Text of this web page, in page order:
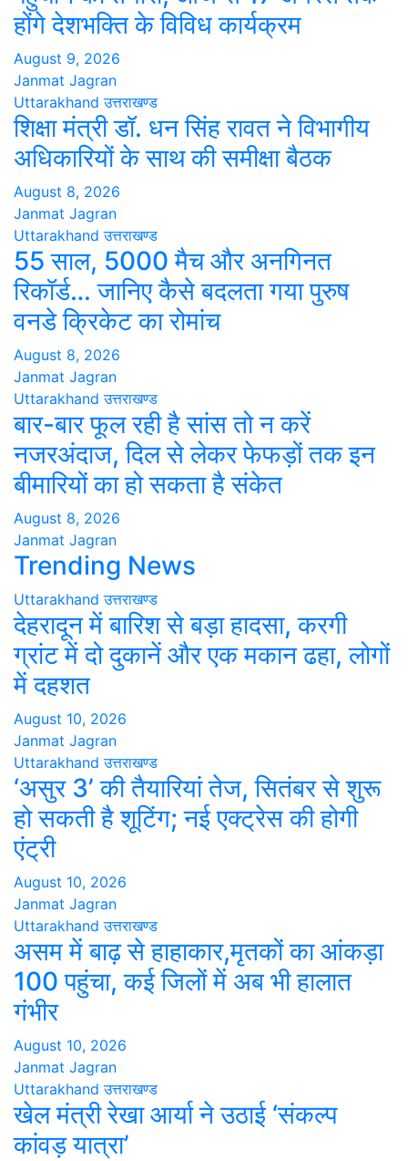
होंगे देशभक्ति के विविध कार्यक्रम
August 9, 2026
Janmat Jagran
Uttarakhand उत्तराखण्ड
शिक्षा मंत्री डॉ. धन सिंह रावत ने विभागीय
अधिकारियों के साथ की समीक्षा बैठक
August 8, 2026
Janmat Jagran
Uttarakhand उत्तराखण्ड
55 साल, 5000 मैच और अनगिनत
रिकॉर्ड… जानिए कैसे बदलता गया पुरुष
वनडे क्रिकेट का रोमांच
August 8, 2026
Janmat Jagran
Uttarakhand उत्तराखण्ड
बार-बार फूल रही है सांस तो न करें
नजरअंदाज, दिल से लेकर फेफड़ों तक इन
बीमारियों का हो सकता है संकेत
August 8, 2026
Janmat Jagran
Trending News
Uttarakhand उत्तराखण्ड
देहरादून में बारिश से बड़ा हादसा, करगी
ग्रांट में दो दुकानें और एक मकान ढहा, लोगों
में दहशत
August 10, 2026
Janmat Jagran
Uttarakhand उत्तराखण्ड
‘असुर 3’ की तैयारियां तेज, सितंबर से शुरू
हो सकती है शूटिंग; नई एक्ट्रेस की होगी
एंट्री
August 10, 2026
Janmat Jagran
Uttarakhand उत्तराखण्ड
असम में बाढ़ से हाहाकार,मृतकों का आंकड़ा
100 पहुंचा, कई जिलों में अब भी हालात
गंभीर
August 10, 2026
Janmat Jagran
Uttarakhand उत्तराखण्ड
खेल मंत्री रेखा आर्या ने उठाई ‘संकल्प
कांवड़ यात्रा’